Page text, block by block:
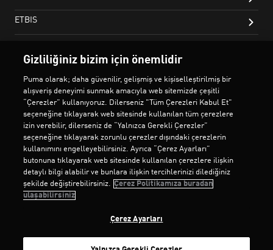
Gizliliğiniz bizim için önemlidir
Puma olarak; daha güvenilir, gelişmiş ve kişiselleştirilmiş bir
alışveriş deneyimi sunmak amacıyla web sitemizde çeşitli
“Çerezler” kullanıyoruz. Dilerseniz "Tüm Çerezleri Kabul Et"
seçeneğine tıklayarak web sitesinde kullanılan tüm çerezlere
izin verebilir, dilerseniz de “Yalnızca Gerekli Çerezler”
seçeneğine tıklayarak zorunlu çerezler dışındaki çerezlerin
kullanımını engelleyebilirsiniz. Ayrıca “Çerez Ayarları”
butonuna tıklayarak web sitesinde kullanılan çerezlere ilişkin
detaylı bilgi alabilir ve bunlara ilişkin tercihlerinizi dilediğiniz
şekilde değiştirebilirsiniz. Çerez Politikamıza buradan
ulaşabilirsiniz
Çerez Ayarları